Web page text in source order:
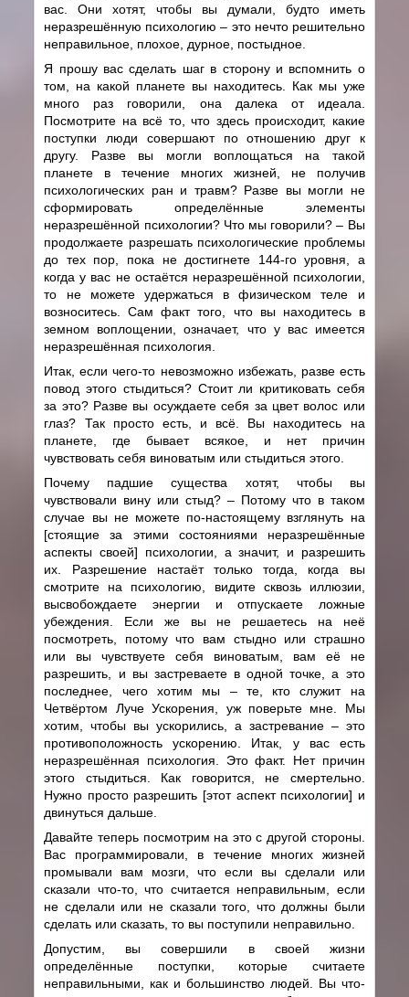
вас. Они хотят, чтобы вы думали, будто иметь
неразрешённую психологию – это нечто решительно
неправильное, плохое, дурное, постыдное.
Я прошу вас сделать шаг в сторону и вспомнить о
том, на какой планете вы находитесь. Как мы уже
много раз говорили, она далека от идеала.
Посмотрите на всё то, что здесь происходит, какие
поступки люди совершают по отношению друг к
другу. Разве вы могли воплощаться на такой
планете в течение многих жизней, не получив
психологических ран и травм? Разве вы могли не
сформировать определённые элементы
неразрешённой психологии? Что мы говорили? – Вы
продолжаете разрешать психологические проблемы
до тех пор, пока не достигнете 144-го уровня, а
когда у вас не остаётся неразрешённой психологии,
то не можете удержаться в физическом теле и
возноситесь. Сам факт того, что вы находитесь в
земном воплощении, означает, что у вас имеется
неразрешённая психология.
Итак, если чего-то невозможно избежать, разве есть
повод этого стыдиться? Стоит ли критиковать себя
за это? Разве вы осуждаете себя за цвет волос или
глаз? Так просто есть, и всё. Вы находитесь на
планете, где бывает всякое, и нет причин
чувствовать себя виноватым или стыдиться этого.
Почему падшие существа хотят, чтобы вы
чувствовали вину или стыд? – Потому что в таком
случае вы не можете по-настоящему взглянуть на
[стоящие за этими состояниями неразрешённые
аспекты своей] психологии, а значит, и разрешить
их. Разрешение настаёт только тогда, когда вы
смотрите на психологию, видите сквозь иллюзии,
высвобождаете энергии и отпускаете ложные
убеждения. Если же вы не решаетесь на неё
посмотреть, потому что вам стыдно или страшно
или вы чувствуете себя виноватым, вам её не
разрешить, и вы застреваете в одной точке, а это
последнее, чего хотим мы – те, кто служит на
Четвёртом Луче Ускорения, уж поверьте мне. Мы
хотим, чтобы вы ускорились, а застревание – это
противоположность ускорению. Итак, у вас есть
неразрешённая психология. Это факт. Нет причин
этого стыдиться. Как говорится, не смертельно.
Нужно просто разрешить [этот аспект психологии] и
двинуться дальше.
Давайте теперь посмотрим на это с другой стороны.
Вас программировали, в течение многих жизней
промывали вам мозги, что если вы сделали или
сказали что-то, что считается неправильным, если
не сделали или не сказали того, что должны были
сделать или сказать, то вы поступили неправильно.
Допустим, вы совершили в своей жизни
определённые поступки, которые считаете
неправильными, как и большинство людей. Вы что-